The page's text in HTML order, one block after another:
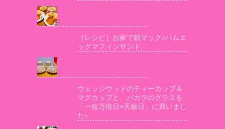
［レシピ］お家で朝マック♪ハムエ
ッグマフィンサンド
ウェッジウッドのティーカップ＆
マグカップと、バカラのグラスを
「一粒万倍日×天赦日」に買いまし
た♪